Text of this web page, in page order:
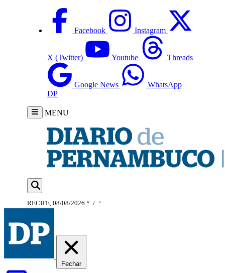
Facebook Instagram
X (Twitter) Youtube Threads
Google News
WhatsApp
DP
MENU
RECIFE, 08/08/2026 ° / °
Fechar